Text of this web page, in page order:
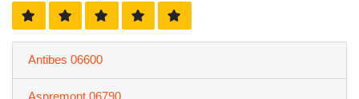
Antibes 06600
Aspremont 06790